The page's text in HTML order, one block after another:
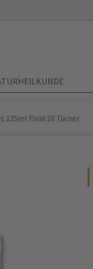
125ml Fluid 20 Tücher